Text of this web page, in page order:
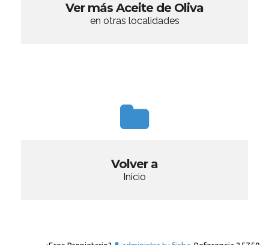
Ver más Aceite de Oliva
en otras localidades
Volver a
Inicio